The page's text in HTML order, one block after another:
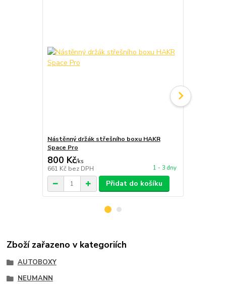
Nástěnný držák střešního boxu HAKR
Space Pro
800 Kč/ks
661 Kč bez DPH 1 - 3 dny
Přidat do košíku
Zboží zařazeno v kategoriích
AUTOBOXY
NEUMANN